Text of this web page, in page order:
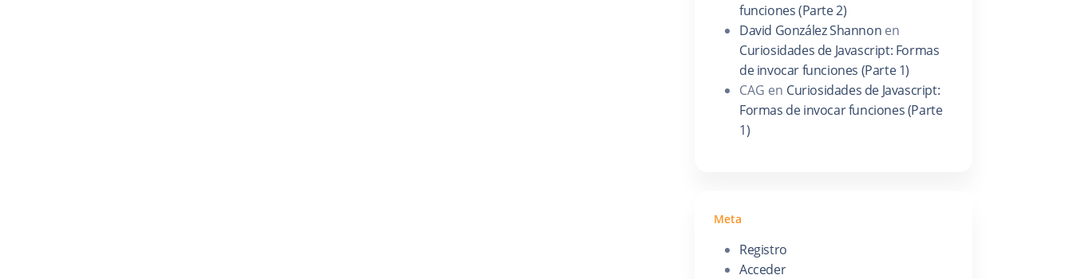
funciones (Parte 2)
David González Shannon en
Curiosidades de Javascript: Formas
de invocar funciones (Parte 1)
CAG en Curiosidades de Javascript:
Formas de invocar funciones (Parte
1)
Meta
Registro
Acceder